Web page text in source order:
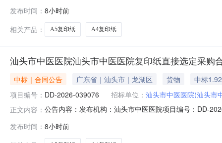
务中心联系方式：18993288552供应商(乙方)：定西普
发布时间： 8小时前
相关产品：
A5复印纸 A4复印纸
汕头市中医医院汕头市中医医院复印纸直接选定采购
中标｜合同公告 广东省｜汕头市｜龙湖区 货物
中标
项目编号： DD-2026-039076 招标单位： 汕头市中医医院(汕头市
正文内容： 公告内容：发布机构：汕头市中医医院项目编号：DD-
13719936340供应商(乙方)：汕头市金泽商贸有限公司
发布时间： 8小时前